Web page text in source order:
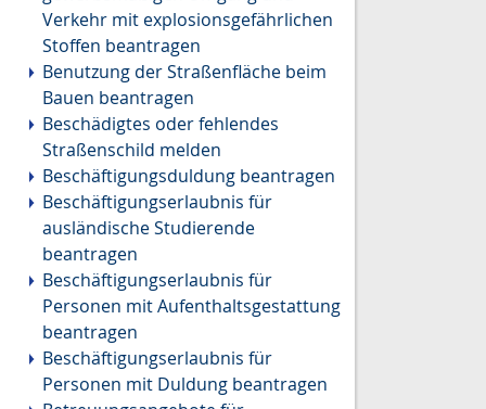
Verkehr mit explosionsgefährlichen
Stoffen beantragen
Benutzung der Straßenfläche beim
Bauen beantragen
Beschädigtes oder fehlendes
Straßenschild melden
Beschäftigungsduldung beantragen
Beschäftigungserlaubnis für
ausländische Studierende
beantragen
Beschäftigungserlaubnis für
Personen mit Aufenthaltsgestattung
beantragen
Beschäftigungserlaubnis für
Personen mit Duldung beantragen